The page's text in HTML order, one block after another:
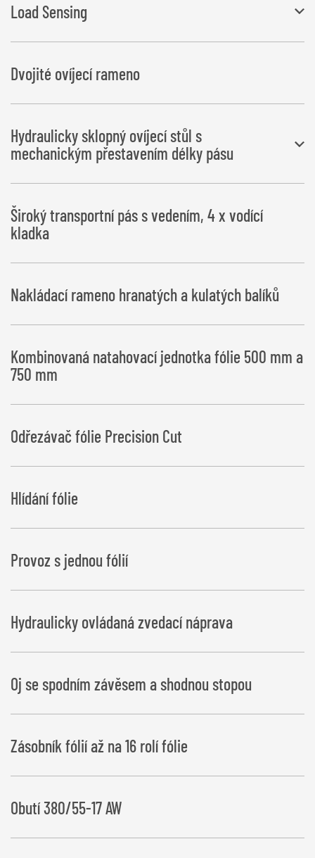
Load Sensing
může být používán i s traktory bez čerpadla Load Sensing
Dvojité ovíjecí rameno
Hydraulicky sklopný ovíjecí stůl s
mechanickým přestavením délky pásu
Podávání balíků vpravo ve směru jízdy
Odložení balíku doleva
Široký transportní pás s vedením, 4 x vodící
kladka
Nakládací rameno hranatých a kulatých balíků
Kombinovaná natahovací jednotka fólie 500 mm a
750 mm
Odřezávač fólie Precision Cut
Hlídání fólie
Provoz s jednou fólií
Hydraulicky ovládaná zvedací náprava
Oj se spodním závěsem a shodnou stopou
Zásobník fólií až na 16 rolí fólie
Obutí 380/55-17 AW